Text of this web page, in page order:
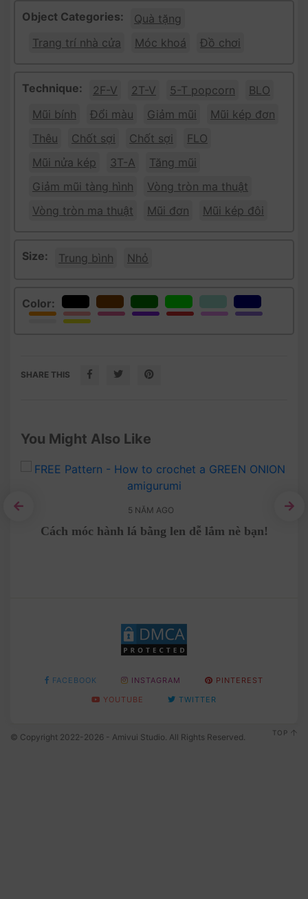
Object Categories:
Quà tặng
Trang trí nhà cửa
Móc khoá Đồ chơi
Technique: 2F-V 2T-V 5-T popcorn
BLO
Mũi bính
Đổi màu Giảm mũi
Mũi kép đơn
Thêu
Chốt sợi Chốt sợi
FLO
Mũi nửa kép
3T-A
Tăng mũi
Giảm mũi tàng hình
Vòng tròn ma thuật
Vòng tròn ma thuật
Mũi đơn Mũi kép đôi
Size: Trung bình Nhỏ
Color:
SHARE THIS
You Might Also Like
5 NĂM AGO
Cách móc hành lá bằng len dễ lắm nè bạn!
FACEBOOK INSTAGRAM
PINTEREST
YOUTUBE
TWITTER
© Copyright 2022-2026 - Amivui Studio. All Rights Reserved. TOP